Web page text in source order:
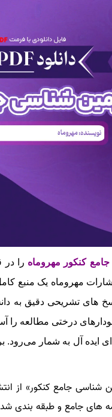
کنکور مهروماه را
مهروماه یک منبع
های تشریحی دقیق به
درختی مطالعه را
ایده‌ آل به شمار می‌رود.
شناسی جامع کنکور» از
های جامع و طبقه‌ بندی‌